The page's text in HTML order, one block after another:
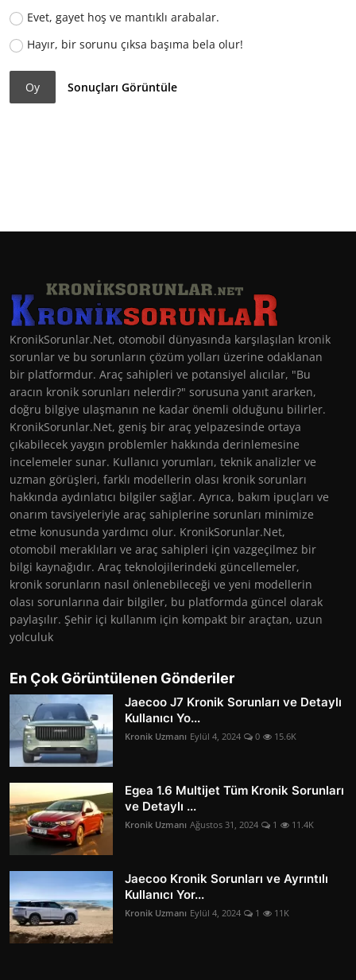
Evet, gayet hoş ve mantıklı arabalar.
Hayır, bir sorunu çıksa başıma bela olur!
Oy Sonuçları Görüntüle
KronikSorunlar.Net, otomobil dünyasında karşılaşılan kronik
sorunlar ve bu sorunların çözüm yolları üzerine odaklanan
bir platformdur. Araç sahipleri ve potansiyel alıcılar, "Bu
aracın kronik sorunları nelerdir?" sorusuna yanıt ararken,
doğru bilgiye ulaşmanın ne kadar önemli olduğunu bilirler.
KronikSorunlar.Net, geniş bir araç yelpazesinde ortaya
çıkabilecek yaygın problemler hakkında derinlemesine
incelemeler sunar. Kullanıcı yorumları, teknik analizler ve
uzman görüşleri, farklı modellerin olası kronik sorunları
hakkında aydınlatıcı bilgiler sağlar. Ayrıca, bakım ipuçları ve
onarım tavsiyeleriyle araç sahiplerine sorunları minimize
etme konusunda yardımcı olur. KronikSorunlar.Net,
otomobil meraklıları ve araç sahipleri için vazgeçilmez bir
bilgi kaynağıdır. Araç teknolojilerindeki güncellemeler,
kronik sorunların nasıl önlenebileceği ve yeni modellerin
olası sorunlarına dair bilgiler, bu platformda güncel olarak
paylaşılır. Şehir içi kullanım için kompakt bir araçtan, uzun
yolculuk
En Çok Görüntülenen Gönderiler
Jaecoo J7 Kronik Sorunları ve Detaylı
Kullanıcı Yo...
Kronik Uzmanı Eylül 4, 2024 0 15.6K
Egea 1.6 Multijet Tüm Kronik Sorunları
ve Detaylı ...
Kronik Uzmanı Ağustos 31, 2024 1 11.4K
Jaecoo Kronik Sorunları ve Ayrıntılı
Kullanıcı Yor...
Kronik Uzmanı Eylül 4, 2024 1 11K